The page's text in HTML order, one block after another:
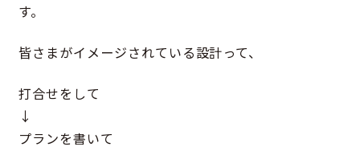
す。
皆さまがイメージされている設計って、
打合せをして
↓
プランを書いて